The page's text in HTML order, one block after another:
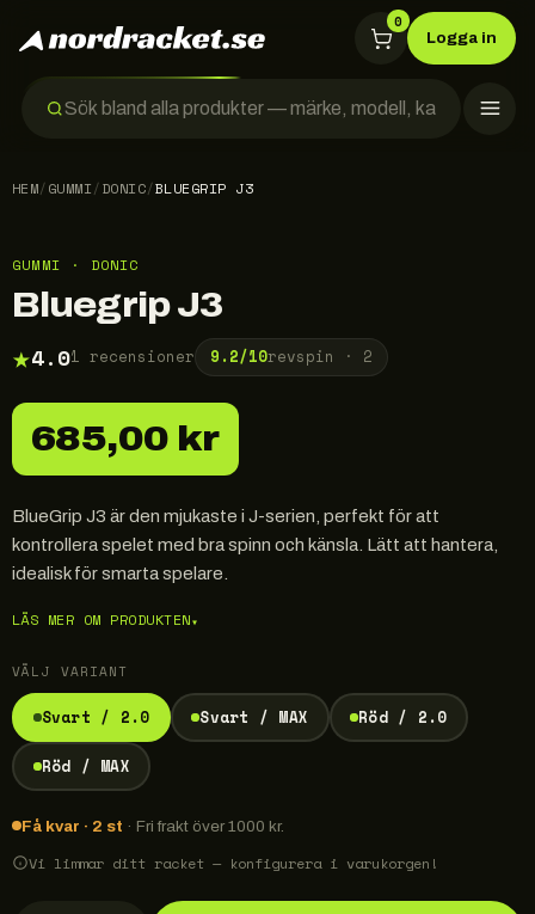
0
Logga in
HEM/GUMMI/DONIC/BLUEGRIP J3
GUMMI · DONIC
Bluegrip J3
★4.01 recensioner 9.2/10revspin · 2
685,00 kr
BlueGrip J3 är den mjukaste i J-serien, perfekt för att
kontrollera spelet med bra spinn och känsla. Lätt att hantera,
idealisk för smarta spelare.
LÄS MER OM PRODUKTEN▾
VÄLJ VARIANT
Svart / 2.0 Svart / MAX Röd / 2.0
Röd / MAX
Få kvar · 2 st · Fri frakt över 1000 kr.
Vi limmar ditt racket — konfigurera i varukorgen!